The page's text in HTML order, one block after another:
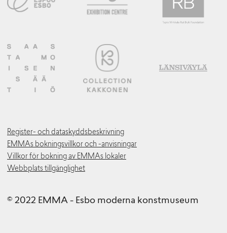
Register- och dataskyddsbeskrivning
EMMAs bokningsvillkor och -anvisningar
Villkor för bokning av EMMAs lokaler
Webbplats tillgänglighet
© 2022 EMMA - Esbo moderna konstmuseum